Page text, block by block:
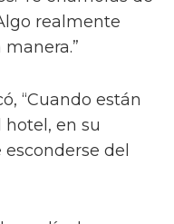
realmente
“Cuando están
en su
del